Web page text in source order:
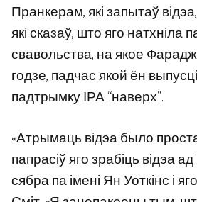
Пранкерам, які запытаў
які сказаў, што яго натхніла
свавольства, на якое
годзе, падчас якой ён
падтрымку ІРА “наверх”.
«Атрымаць відэа было
папрасіў яго зрабіць відэа
сябра па імені Ян Уоткінс і